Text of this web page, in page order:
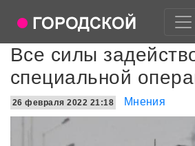
Все силы
специальной
26 февраля 2022 21:18 Мнения